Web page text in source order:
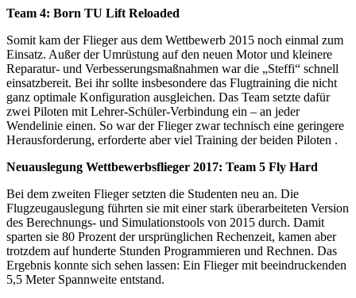
Team 4: Born TU Lift Reloaded
Somit kam der Flieger aus dem Wettbewerb 2015 noch einmal zum
Einsatz. Außer der Umrüstung auf den neuen Motor und kleinere
Reparatur- und Verbesserungsmaßnahmen war die „Steffi“ schnell
einsatzbereit. Bei ihr sollte insbesondere das Flugtraining die nicht
ganz optimale Konfiguration ausgleichen. Das Team setzte dafür
zwei Piloten mit Lehrer-Schüler-Verbindung ein – an jeder
Wendelinie einen. So war der Flieger zwar technisch eine geringere
Herausforderung, erforderte aber viel Training der beiden Piloten .
Neuauslegung Wettbewerbsflieger 2017: Team 5 Fly Hard
Bei dem zweiten Flieger setzten die Studenten neu an. Die
Flugzeugauslegung führten sie mit einer stark überarbeiteten Version
des Berechnungs- und Simulationstools von 2015 durch. Damit
sparten sie 80 Prozent der ursprünglichen Rechenzeit, kamen aber
trotzdem auf hunderte Stunden Programmieren und Rechnen. Das
Ergebnis konnte sich sehen lassen: Ein Flieger mit beeindruckenden
5,5 Meter Spannweite entstand.